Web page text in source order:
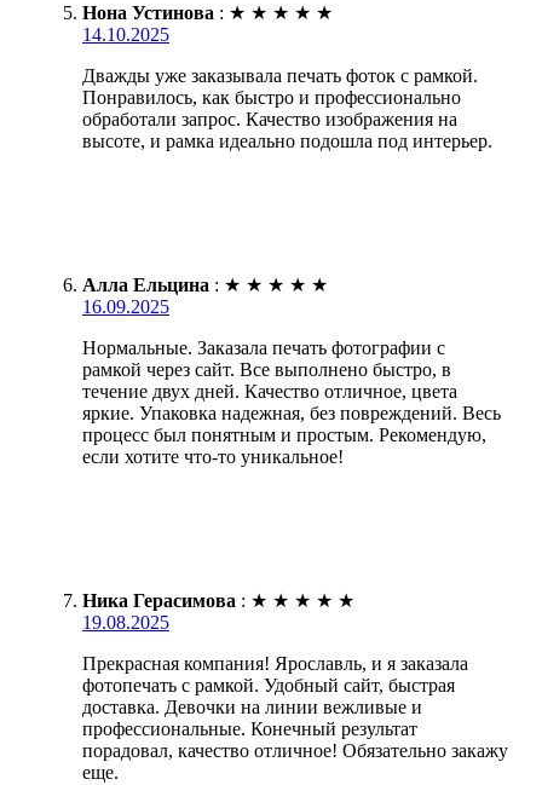
Нона Устинова : ★ ★ ★ ★ ★
14.10.2025
Дважды уже заказывала печать фоток с рамкой.
Понравилось, как быстро и профессионально
обработали запрос. Качество изображения на
высоте, и рамка идеально подошла под интерьер.
Алла Ельцина : ★ ★ ★ ★ ★
16.09.2025
Нормальные. Заказала печать фотографии с
рамкой через сайт. Все выполнено быстро, в
течение двух дней. Качество отличное, цвета
яркие. Упаковка надежная, без повреждений. Весь
процесс был понятным и простым. Рекомендую,
если хотите что-то уникальное!
Ника Герасимова : ★ ★ ★ ★ ★
19.08.2025
Прекрасная компания! Ярославль, и я заказала
фотопечать с рамкой. Удобный сайт, быстрая
доставка. Девочки на линии вежливые и
профессиональные. Конечный результат
порадовал, качество отличное! Обязательно закажу
еще.